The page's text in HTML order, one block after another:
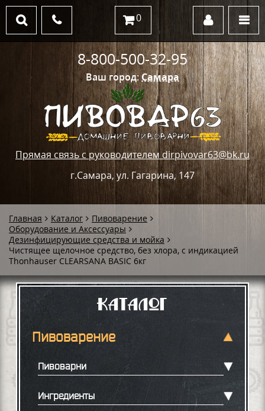
Ваш город:Самара
Прямая связь с руководителем dirpivovar63@bk.ru
г.Самара, ул. Гагарина, 147
8-800-500-32-95
0
Главная Каталог
Пивоварение
Оборудование и Аксессуары
Дезинфицирующие средства и мойка
Чистящее щелочное средство, без хлора, с индикацией
Thonhauser CLEARSANA BASIC 6кг
Каталог
Пивоварение
Пивоварни
Ингредиенты